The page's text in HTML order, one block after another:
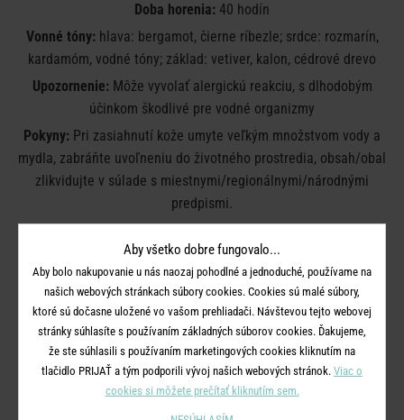
Doba horenia: 40 hodín
Vonné tóny:hlava: bergamot, čierne ríbezle; srdce: rozmarín,
kardamóm, vodné tóny; základ: vetiver, kalon, cédrové drevo
Upozornenie: Môže vyvolať alergickú reakciu, s dlhodobým
účinkom škodlivé pre vodné organizmy
Pokyny: Pri zasiahnutí kože umyte veľkým množstvom vody a
mydla, zabráňte uvoľneniu do životného prostredia, obsah/obal
zlikvidujte v súlade s miestnymi/regionálnymi/národnými
predpismi.
Nikdy nenechávajte horiacu sviečku bez dozoru.
Udržujte ďalej od vecí, ktoré sa môžu vznietiť.
Uchovávajte mimo dosahu detí a domácich zvierat.
Udržujte sviečky aspoň 10 cm od seba.
Nepáľte v prievane.
Neumiestňujte do blízkosti zdroja tepla.
Zastrihnite knôt na 1 cm.
Plameň zhášajte. Nesfúkajte ho.
Aby všetko dobre fungovalo...
Aby bolo nakupovanie u nás naozaj pohodlné a jednoduché, používame na
našich webových stránkach súbory cookies. Cookies sú malé súbory,
ktoré sú dočasne uložené vo vašom prehliadači. Návštevou tejto webovej
stránky súhlasíte s používaním základných súborov cookies. Ďakujeme,
že ste súhlasili s používaním marketingových cookies kliknutím na
tlačidlo PRIJAŤ a tým podporili vývoj našich webových stránok. Viac o
cookies si môžete prečítať kliknutím sem.